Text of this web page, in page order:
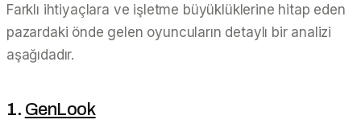
Farklı ihtiyaçlara ve işletme büyüklüklerine hitap eden
pazardaki önde gelen oyuncuların detaylı bir analizi
aşağıdadır.
1. GenLook